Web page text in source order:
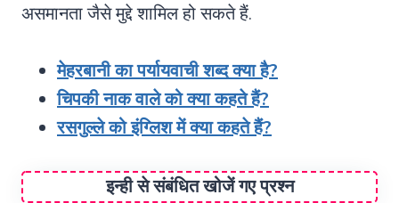
असमानता जैसे मुद्दे शामिल हो सकते हैं.
मेहरबानी का पर्यायवाची शब्द क्या है?
चिपकी नाक वाले को क्या कहते हैं?
रसगुल्ले को इंग्लिश में क्या कहते हैं?
इन्ही से संबंधित खोजें गए प्रश्न